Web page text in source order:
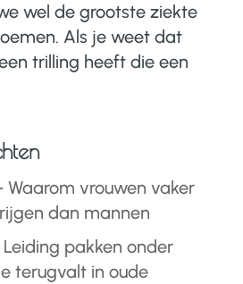
wel de grootste ziekte
Als je weet dat
trilling heeft die een
Waarom vrouwen vaker
dan mannen
Leiding pakken onder
terugvalt in oude